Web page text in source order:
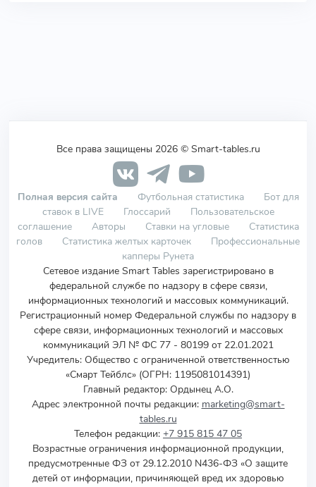
Все права защищены 2026 © Smart-tables.ru
Полная версия сайта Футбольная статистика
Бот для
ставок в LIVE
Глоссарий
Пользовательское
соглашение
Авторы Ставки на угловые
Статистика
голов
Статистика желтых карточек
Профессиональные
капперы Рунета
Сетевое издание Smart Tables зарегистрировано в
федеральной службе по надзору в сфере связи,
информационных технологий и массовых коммуникаций.
Регистрационный номер Федеральной службы по надзору в
сфере связи, информационных технологий и массовых
коммуникаций ЭЛ № ФС 77 - 80199 от 22.01.2021
Учредитель: Общество с ограниченной ответственностью
«Смарт Тейблс» (ОГРН: 1195081014391)
Главный редактор: Ордынец А.О.
Адрес электронной почты редакции: marketing@smart-
tables.ru
Телефон редакции: +7 915 815 47 05
Возрастные ограничения информационной продукции,
предусмотренные ФЗ от 29.12.2010 N436-ФЗ «О защите
детей от информации, причиняющей вред их здоровью